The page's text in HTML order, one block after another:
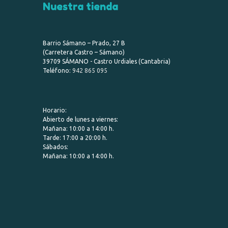
Nuestra tienda
Barrio Sámano – Prado, 27 B
(Carretera Castro – Sámano)
39709 SÁMANO - Castro Urdiales (Cantabria)
Teléfono: 942 865 095
Horario:
Abierto de lunes a viernes:
Mañana: 10:00 a 14:00 h.
Tarde: 17:00 a 20:00 h.
Sábados:
Mañana: 10:00 a 14:00 h.